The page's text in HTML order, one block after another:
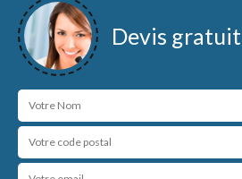
Devis gratuit